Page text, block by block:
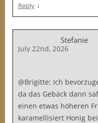
Reply ↓
Stefanie
July 22nd, 2026
@Brigitte: Ich
da das Gebäck dann
einen etwas höheren
karamellisiert Honig